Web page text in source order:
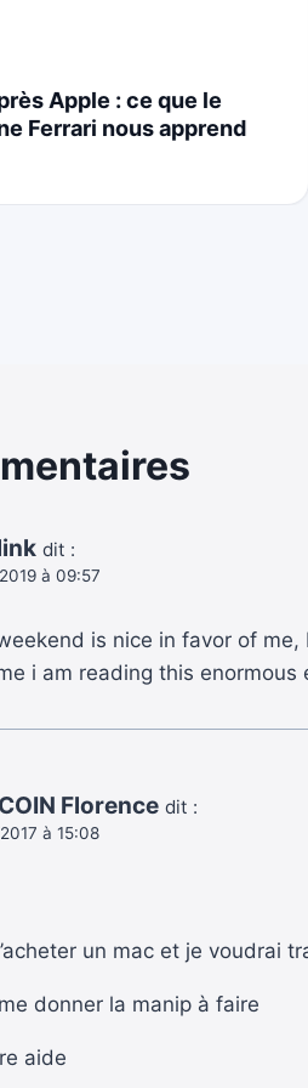
Apple : ce que le
Ferrari nous apprend
dit :
à 09:57
is nice in favor of me,
i am reading this
Florence dit :
à 15:08
un mac et je voudrai
donner la manip à faire
aide